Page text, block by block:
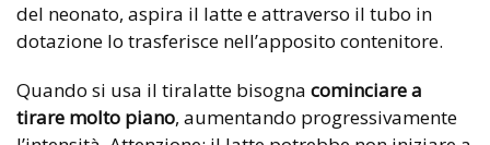
del neonato, aspira il latte e attraverso il tubo in
dotazione lo trasferisce nell’apposito contenitore.
Quando si usa il tiralatte bisogna cominciare a
tirare molto piano, aumentando progressivamente